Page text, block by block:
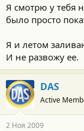
Я смотрю у тебя
было просто
Я и летом
И не развожу ее.
DAS
Active
2 Ноя 2009